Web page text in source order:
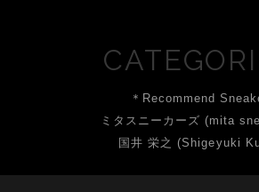
＊Recommend
ミタスニーカーズ (mita
国井 栄之 (Shigeyuki